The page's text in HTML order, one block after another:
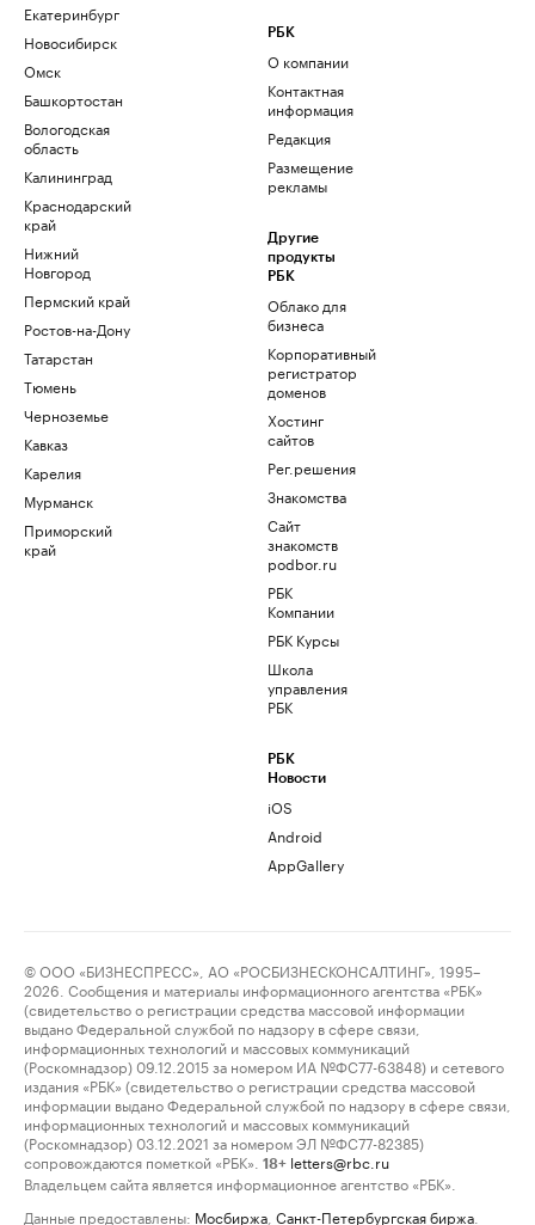
Екатеринбург
Новосибирск
Омск
Башкортостан
Вологодская
область
Калининград
Краснодарский
край
Нижний
Новгород
Пермский край
Ростов-на-Дону
Татарстан
Тюмень
Черноземье
Кавказ
Карелия
Мурманск
Приморский
край
РБК
О компании
Контактная
информация
Редакция
Размещение
рекламы
Другие
продукты
РБК
Облако для
бизнеса
Корпоративный
регистратор
доменов
Хостинг
сайтов
Рег.решения
Знакомства
Сайт
знакомств
podbor.ru
РБК
Компании
РБК Курсы
Школа
управления
РБК
РБК
Новости
iOS
Android
AppGallery
© ООО «БИЗНЕСПРЕСС», АО «РОСБИЗНЕСКОНСАЛТИНГ», 1995–
2026. Сообщения и материалы информационного агентства «РБК»
(свидетельство о регистрации средства массовой информации
выдано Федеральной службой по надзору в сфере связи,
информационных технологий и массовых коммуникаций
(Роскомнадзор) 09.12.2015 за номером ИА №ФС77-63848) и сетевого
издания «РБК» (свидетельство о регистрации средства массовой
информации выдано Федеральной службой по надзору в сфере связи,
информационных технологий и массовых коммуникаций
(Роскомнадзор) 03.12.2021 за номером ЭЛ №ФС77-82385)
сопровождаются пометкой «РБК».
18+ letters@rbc.ru
Владельцем сайта является информационное агентство «РБК».
Данные предоставлены: Мосбиржа Санкт-Петербургская биржа